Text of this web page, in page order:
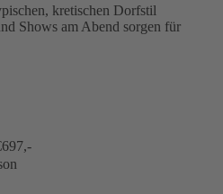
kretischen Dorfstil
Shows am Abend sorgen für
697,-